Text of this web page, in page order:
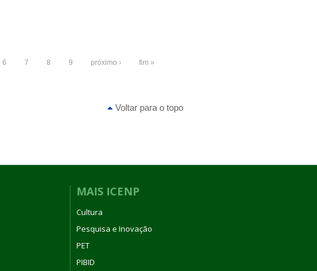
6 7 8 9 próximo › fim »
Voltar para o topo
MAIS ICENP
Cultura
Pesquisa e Inovação
PET
PIBID